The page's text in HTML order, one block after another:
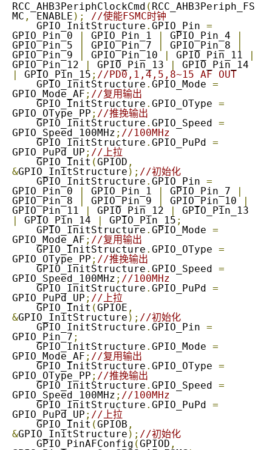
RCC_AHB3PeriphClockCmd ( RCC_AHB3Periph_FS
MC , ENABLE );
//使能FSMC时钟
    GPIO_InitStructure
. GPIO_Pin =
GPIO_Pin_0
GPIO_Pin_1 GPIO_Pin_4
GPIO_Pin_5
GPIO_Pin_7 GPIO_Pin_8
GPIO_Pin_9
GPIO_Pin_10 GPIO_Pin_11
GPIO_Pin_12
GPIO_Pin_13
GPIO_Pin_15 ; //PD0,1,4,5,8~15 AF OUT
    GPIO_InitStructure
. GPIO_Mode =
GPIO_Mode_AF ; //复用输出
    GPIO_InitStructure
. GPIO_OType =
GPIO_OType_PP ; //推挽输出
    GPIO_InitStructure
. GPIO_Speed =
GPIO_Speed_100MHz ; //100MHz
    GPIO_InitStructure
. GPIO_PuPd =
GPIO_PuPd_UP ; //上拉
    GPIO_Init
(GPIOD ,
&GPIO_InitStructure ); //初始化
    GPIO_InitStructure
. GPIO_Pin =
GPIO_Pin_0
GPIO_Pin_1 GPIO_Pin_7
GPIO_Pin_8
GPIO_Pin_9 GPIO_Pin_10
GPIO_Pin_11
GPIO_Pin_12
GPIO_Pin_14 GPIO_Pin_15 ;
    GPIO_InitStructure
. GPIO_Mode =
GPIO_Mode_AF ; //复用输出
    GPIO_InitStructure
. GPIO_OType =
GPIO_OType_PP ; //推挽输出
    GPIO_InitStructure
. GPIO_Speed =
GPIO_Speed_100MHz ; //100MHz
    GPIO_InitStructure
. GPIO_PuPd =
GPIO_PuPd_UP ; //上拉
    GPIO_Init
(GPIOE ,
&GPIO_InitStructure ); //初始化
    GPIO_InitStructure
. GPIO_Pin =
GPIO_Pin_7 ;
    GPIO_InitStructure
. GPIO_Mode =
GPIO_Mode_AF ; //复用输出
    GPIO_InitStructure
. GPIO_OType =
GPIO_OType_PP ; //推挽输出
    GPIO_InitStructure
. GPIO_Speed =
GPIO_Speed_100MHz ; //100MHz
    GPIO_InitStructure
. GPIO_PuPd =
GPIO_PuPd_UP ; //上拉
    GPIO_Init
(GPIOB ,
&GPIO_InitStructure ); //初始化
    GPIO_PinAFConfig
(GPIOD ,